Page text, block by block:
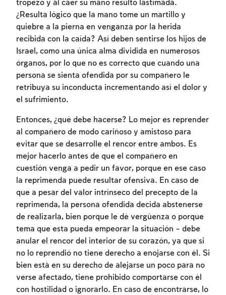
tropezó y al caer su mano resultó lastimada.
¿Resulta lógico que la mano tome un martillo y
quiebre a la pierna en venganza por la herida
recibida con la caída? Así deben sentirse los hijos de
Israel, como una única alma dividida en numerosos
órganos, por lo que no es correcto que cuando una
persona se sienta ofendida por su compañero le
retribuya su inconducta incrementando así el dolor y
el sufrimiento.
Entonces, ¿qué debe hacerse? Lo mejor es reprender
al compañero de modo cariñoso y amistoso para
evitar que se desarrolle el rencor entre ambos. Es
mejor hacerlo antes de que el compañero en
cuestión venga a pedir un favor, porque en ese caso
la reprimenda puede resultar ofensiva. En caso de
que a pesar del valor intrínseco del precepto de la
reprimenda, la persona ofendida decida abstenerse
de realizarla, bien porque le dé vergüenza o porque
tema que esta pueda empeorar la situación – debe
anular el rencor del interior de su corazón, ya que si
no lo reprendió no tiene derecho a enojarse con él. Si
bien está en su derecho de alejarse un poco para no
verse afectado, tiene prohibido comportarse con él
con hostilidad o ignorarlo. En caso de encontrarse, lo
Inscripcion requerida
Para marcar lo estudiado debe conectarse
a su cuenta o inscribirse.
Inscripcion Conectarse